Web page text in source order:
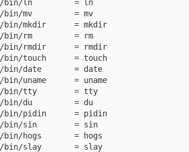
/bin/ln		= ln
/bin/mv		= mv
/bin/mkdir	= mkdir
/bin/rm		= rm
/bin/rmdir	= rmdir
/bin/touch	= touch
/bin/date	= date
/bin/uname	= uname
/bin/tty	= tty
/bin/du		= du
/bin/pidin	= pidin
/bin/sin	= sin
/bin/hogs	= hogs
/bin/slay	= slay